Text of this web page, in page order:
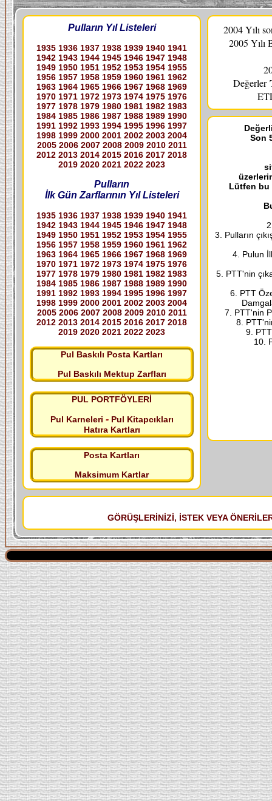
Pulların Yıl Listeleri
1935 1936 1937 1938 1939 1940 1941
1942 1943 1944 1945 1946 1947 1948
1949 1950 1951 1952 1953 1954 1955
1956 1957 1958 1959 1960 1961 1962
1963 1964 1965 1966 1967 1968 1969
1970 1971 1972 1973 1974 1975 1976
1977 1978 1979 1980 1981 1982 1983
1984 1985 1986 1987 1988 1989 1990
1991 1992 1993 1994 1995 1996 1997
1998 1999 2000 2001 2002 2003 2004
2005 2006 2007 2008 2009 2010 2011
2012 2013 2014 2015 2016 2017 2018
2019 2020 2021 2022 2023
Pulların
İlk Gün Zarflarının Yıl Listeleri
1935 1936 1937 1938 1939 1940 1941
1942 1943 1944 1945 1946 1947 1948
1949 1950 1951 1952 1953 1954 1955
1956 1957 1958 1959 1960 1961 1962
1963 1964 1965 1966 1967 1968 1969
1970 1971 1972 1973 1974 1975 1976
1977 1978 1979 1980 1981 1982 1983
1984 1985 1986 1987 1988 1989 1990
1991 1992 1993 1994 1995 1996 1997
1998 1999 2000 2001 2002 2003 2004
2005 2006 2007 2008 2009 2010 2011
2012 2013 2014 2015 2016 2017 2018
2019 2020 2021 2022 2023
Pul Baskılı Posta Kartları
Pul Baskılı Mektup Zarfları
PUL PORTFÖYLERİ
Pul Karneleri - Pul Kitapcıkları
Hatıra Kartları
Posta Kartları
Maksimum Kartlar
2004 Yılı
2005 Yılı
Değerler
Son
Lütfen bu
3. Pulların
4. Pulun
5. PTT'nin
6. PTT
7. PTT'nin
8.
9.
10.
GÖRÜŞLERİNİZİ, İSTEK VEYA